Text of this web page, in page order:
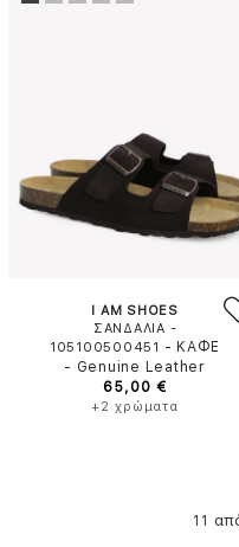
I AM SHOES
ΣΑΝΔΑΛΙΑ -
105100500451 - ΚΑΦΕ
- Genuine Leather
65,00 €
+2 χρώματα
11